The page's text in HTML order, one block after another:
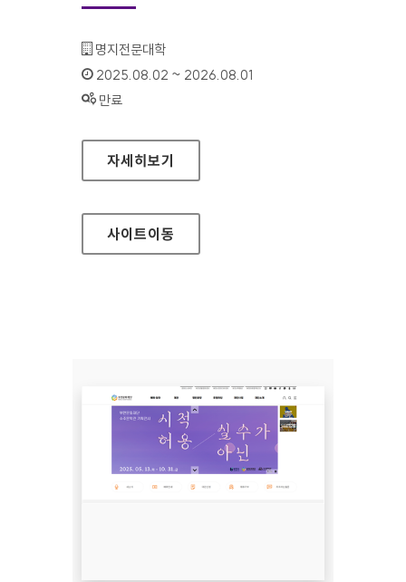
기관명 :
명지전문대학
인증기간 :
2025.08.02 ~ 2026.08.01
상태 :
만료
명지전문대학
자세히보기
사이트이동